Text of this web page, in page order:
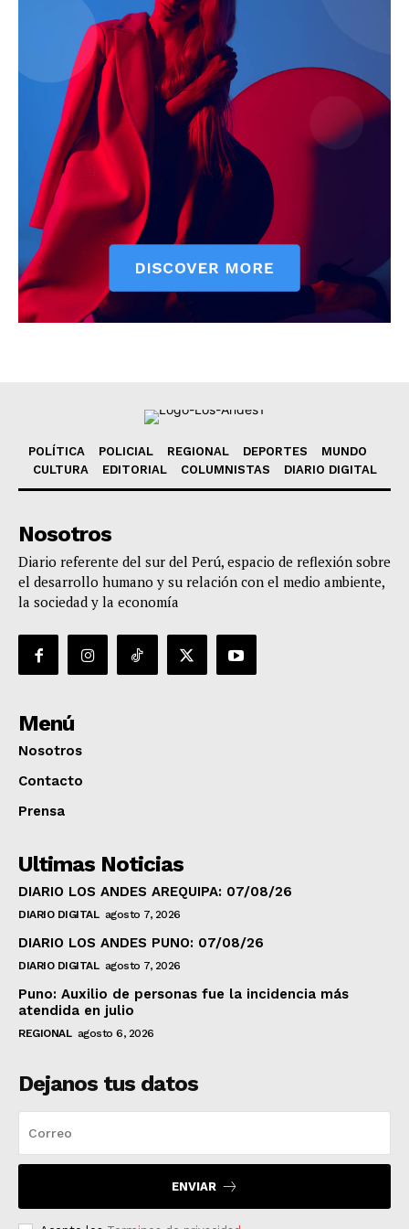
POLÍTICA POLICIAL REGIONAL DEPORTES
MUNDO
CULTURA
EDITORIAL COLUMNISTAS DIARIO DIGITAL
Nosotros
Diario referente del sur del Perú, espacio de reflexión sobre
el desarrollo humano y su relación con el medio ambiente,
la sociedad y la economía
Menú
Nosotros
Contacto
Prensa
Ultimas Noticias
DIARIO LOS ANDES AREQUIPA: 07/08/26
DIARIO DIGITAL agosto 7, 2026
DIARIO LOS ANDES PUNO: 07/08/26
DIARIO DIGITAL agosto 7, 2026
Puno: Auxilio de personas fue la incidencia más
atendida en julio
REGIONAL agosto 6, 2026
Dejanos tus datos
ENVIAR